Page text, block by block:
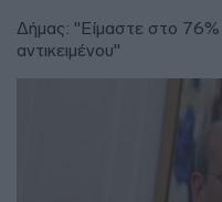
Δήμας: "Είμαστε στο 76%
αντικειμένου"